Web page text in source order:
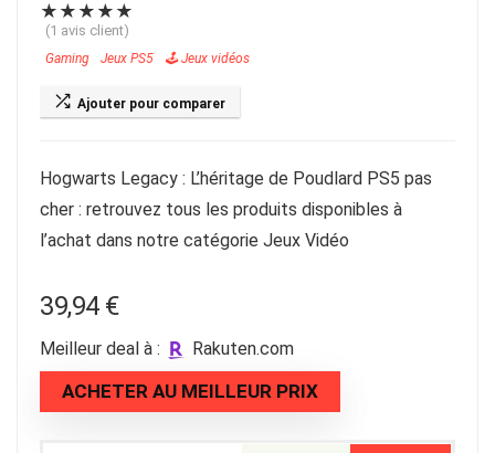
★ ★ ★ ★ ★
(1 avis client)
Gaming Jeux PS5 🕹️ Jeux vidéos
Ajouter pour comparer
Hogwarts Legacy : L’héritage de Poudlard PS5 pas
cher : retrouvez tous les produits disponibles à
l’achat dans notre catégorie Jeux Vidéo
39,94 €
Meilleur deal à : rakuten.com
ACHETER AU MEILLEUR PRIX